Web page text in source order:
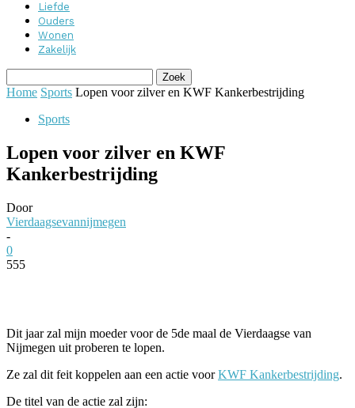
Liefde
Ouders
Wonen
Zakelijk
Home Sports Lopen voor zilver en KWF Kankerbestrijding
Sports
Lopen voor zilver en KWF
Kankerbestrijding
Door
Vierdaagsevannijmegen
-
0
555
Dit jaar zal mijn moeder voor de 5de maal de Vierdaagse van
Nijmegen uit proberen te lopen.
Ze zal dit feit koppelen aan een actie voorKWF Kankerbestrijding.
De titel van de actie zal zijn: